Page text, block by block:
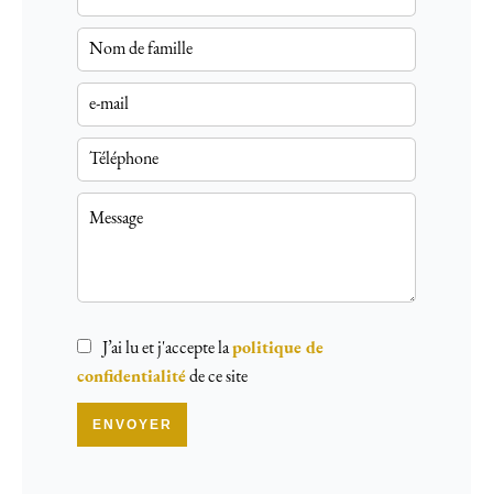
J’ai lu et j'accepte lapolitique de
confidentialitéde ce site
ENVOYER